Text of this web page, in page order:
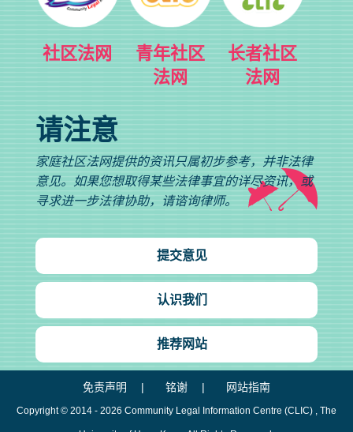
社区法网
青年社区
法网
长者社区
法网
请注意
家庭社区法网提供的资讯只属初步参考，并非法律
意见。如果您想取得某些法律事宜的详尽资讯，或
寻求进一步法律协助，请谘询律师。
提交意见
认识我们
推荐网站
免责声明 铭谢 网站指南
Copyright © 2014 - 2026 Community Legal Information Centre (CLIC) , The